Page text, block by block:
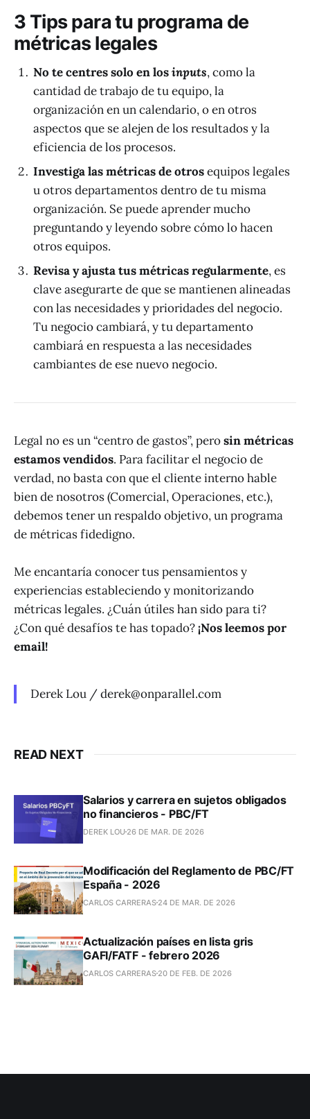
3 Tips para tu programa de
métricas legales
No te centres solo en losinputs, como la
cantidad de trabajo de tu equipo, la
organización en un calendario, o en otros
aspectos que se alejen de los resultados y la
eficiencia de los procesos.
Investiga las métricas de otrosequipos legales
u otros departamentos dentro de tu misma
organización. Se puede aprender mucho
preguntando y leyendo sobre cómo lo hacen
otros equipos.
Revisa y ajusta tus métricas regularmente, es
clave asegurarte de que se mantienen alineadas
con las necesidades y prioridades del negocio.
Tu negocio cambiará, y tu departamento
cambiará en respuesta a las necesidades
cambiantes de ese nuevo negocio.
Legal no es un “centro de gastos”, perosin métricas
estamos vendidos. Para facilitar el negocio de
verdad, no basta con que el cliente interno hable
bien de nosotros (Comercial, Operaciones, etc.),
debemos tener un respaldo objetivo, un programa
de métricas fidedigno.
Me encantaría conocer tus pensamientos y
experiencias estableciendo y monitorizando
métricas legales. ¿Cuán útiles han sido para ti?
¿Con qué desafíos te has topado?¡Nos leemos por
email!
Derek Lou / derek@onparallel.com
READ NEXT
Salarios y carrera en sujetos obligados
no financieros - PBC/FT
DEREK LOU 26 DE MAR. DE 2026
Modificación del Reglamento de PBC/FT
España - 2026
CARLOS CARRERAS 24 DE MAR. DE 2026
Actualización países en lista gris
GAFI/FATF - febrero 2026
CARLOS CARRERAS 20 DE FEB. DE 2026